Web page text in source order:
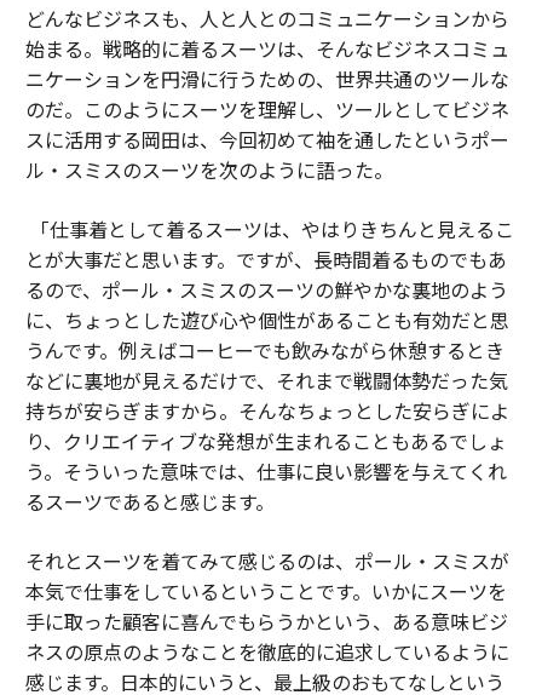
どんなビジネスも、人と人とのコミュニケーションから
始まる。戦略的に着るスーツは、そんなビジネスコミュ
ニケーションを円滑に行うための、世界共通のツールな
のだ。このようにスーツを理解し、ツールとしてビジネ
スに活用する岡田は、今回初めて袖を通したというポー
ル・スミスのスーツを次のように語った。
「仕事着として着るスーツは、やはりきちんと見えるこ
とが大事だと思います。ですが、長時間着るものでもあ
るので、ポール・スミスのスーツの鮮やかな裏地のよう
に、ちょっとした遊び心や個性があることも有効だと思
うんです。例えばコーヒーでも飲みながら休憩するとき
などに裏地が見えるだけで、それまで戦闘体勢だった気
持ちが安らぎますから。そんなちょっとした安らぎによ
り、クリエイティブな発想が生まれることもあるでしょ
う。そういった意味では、仕事に良い影響を与えてくれ
るスーツであると感じます。
それとスーツを着てみて感じるのは、ポール・スミスが
本気で仕事をしているということです。いかにスーツを
手に取った顧客に喜んでもらうかという、ある意味ビジ
ネスの原点のようなことを徹底的に追求しているように
感じます。日本的にいうと、最上級のおもてなしという